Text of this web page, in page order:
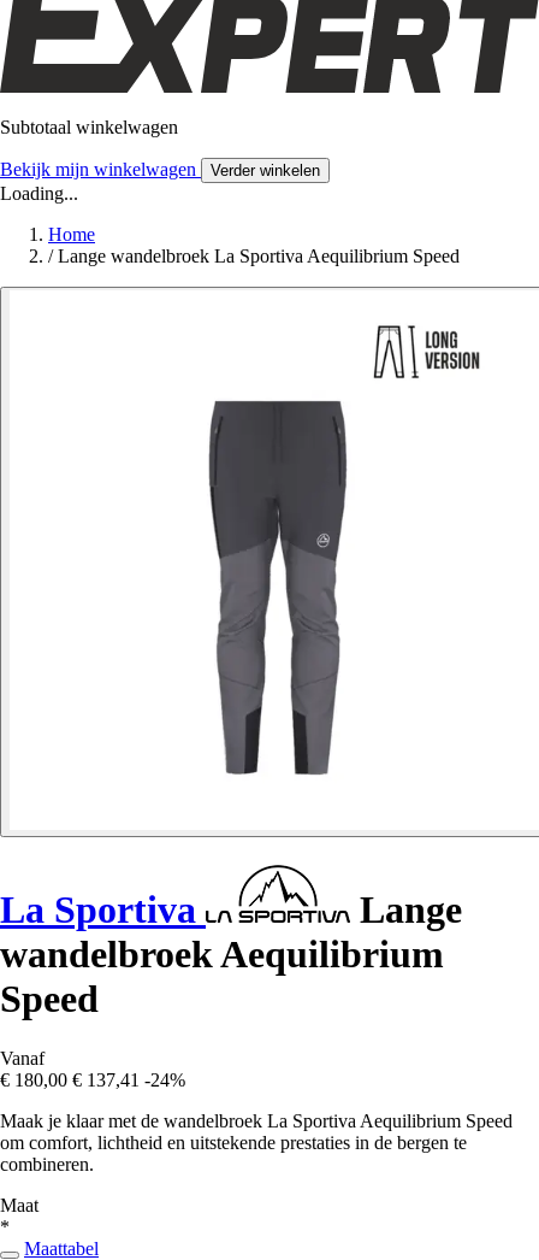
Subtotaal winkelwagen
Bekijk mijn winkelwagen Verder winkelen
Loading...
Home
/ Lange wandelbroek La Sportiva Aequilibrium Speed
La Sportiva
Lange
wandelbroek Aequilibrium
Speed
Vanaf
€ 180,00 € 137,41 -24%
Maak je klaar met de wandelbroek La Sportiva Aequilibrium Speed
om comfort, lichtheid en uitstekende prestaties in de bergen te
combineren.
Maat
*
Maattabel